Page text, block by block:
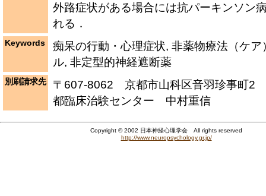
外路症状がある場合には抗パーキンソン
れる．
Keywords
痴呆の行動・心理症状, 非薬物療法（ケア
ル, 非定型的神経遮断薬
別刷請求先
〒607-8062 京都市山科区音羽珍事町
都臨床治験センター 中村重信
Copyright © 2002 日本神経心理学会 All rights reserved
http://www.neuropsychology.gr.jp/